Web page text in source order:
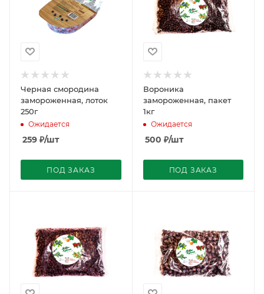
Черная смородина
замороженная, лоток
250г
Ожидается
259 ₽/шт
ПОД ЗАКАЗ
Вороника
замороженная, пакет
1кг
Ожидается
500 ₽/шт
ПОД ЗАКАЗ